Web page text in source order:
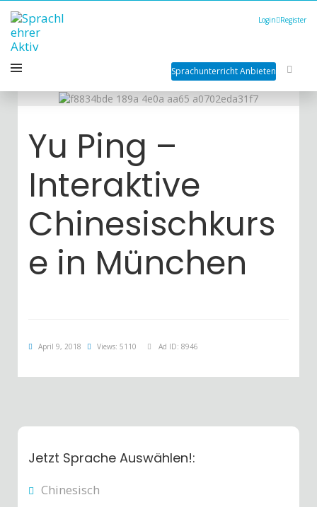
Login Register
Sprachunterricht Anbieten
Yu Ping –
Interaktive
Chinesischkurs
e in München
April 9, 2018 Views: 5110 Ad ID: 8946
Jetzt Sprache Auswählen!:
Chinesisch